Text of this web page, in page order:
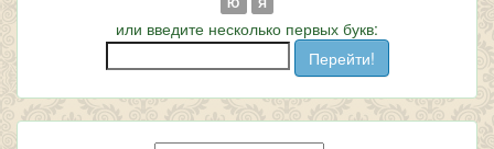
или введите несколько первых букв: